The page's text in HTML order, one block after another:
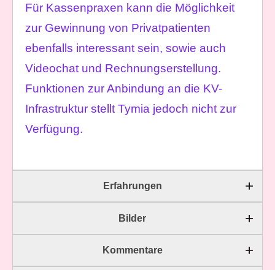
Für Kassenpraxen kann die Möglichkeit
zur Gewinnung von Privatpatienten
ebenfalls interessant sein, sowie auch
Videochat und Rechnungserstellung.
Funktionen zur Anbindung an die KV-
Infrastruktur stellt Tymia jedoch nicht zur
Verfügung.
Erfahrungen
Bilder
Kommentare